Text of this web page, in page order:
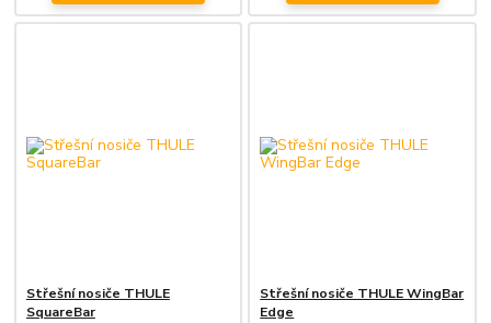
Střešní nosiče THULE
SquareBar
Střešní nosiče THULE WingBar
Edge